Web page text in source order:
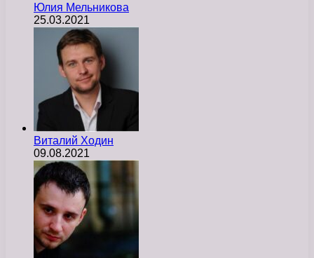
Юлия Мельникова
25.03.2021
Виталий Ходин
09.08.2021